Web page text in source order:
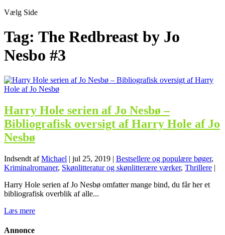
Vælg Side
Tag: The Redbreast by Jo
Nesbo #3
Harry Hole serien af Jo Nesbø –
Bibliografisk oversigt af Harry Hole af Jo
Nesbø
Indsendt afMichael | jul 25, 2019 | Bestsellere og populære bøger,
Kriminalromaner, Skønlitteratur og skønlitterære værker, Thrillere |
Harry Hole serien af Jo Nesbø omfatter mange bind, du får her et
bibliografisk overblik af alle...
Læs mere
Annonce